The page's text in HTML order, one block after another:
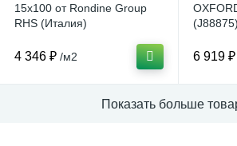
15x100 от Rondine Group
RHS (Италия)
4 346 ₽ /м2 6 919 ₽
Показать больше